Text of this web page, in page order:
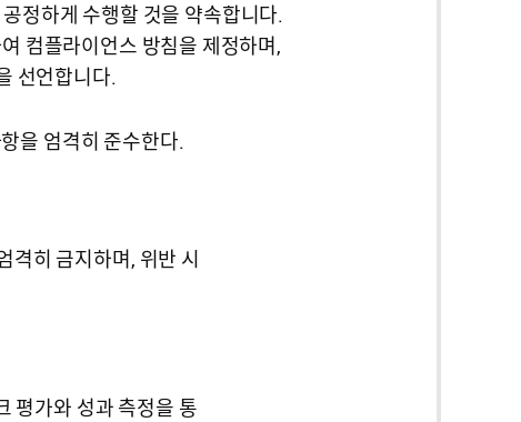
정하게 수행할 것을 약속합니다.
컴플라이언스 방침을 제정하며,
선언합니다.
을 엄격히 준수한다.
격히 금지하며, 위반 시
평가와 성과 측정을 통